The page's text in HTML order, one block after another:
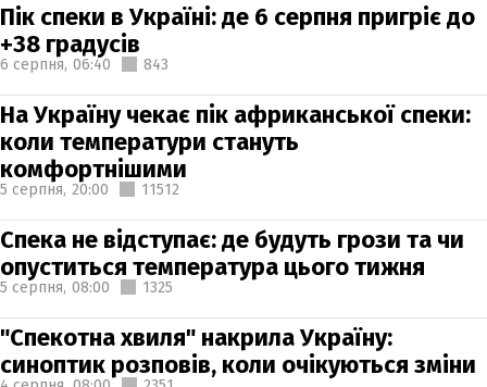
Пік спеки в Україні: де 6 серпня пригріє до
+38 градусів
6 серпня, 06:40 843
На Україну чекає пік африканської спеки:
коли температури стануть
комфортнішими
5 серпня, 20:00 11512
Спека не відступає: де будуть грози та чи
опуститься температура цього тижня
5 серпня, 08:00 1325
"Спекотна хвиля" накрила Україну:
синоптик розповів, коли очікуються зміни